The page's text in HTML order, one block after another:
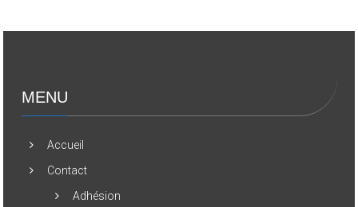
MENU
Accueil
Contact
Adhésion